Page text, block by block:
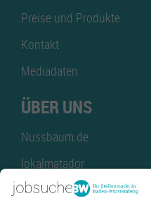
Preise und Produkte
Kontakt
Mediadaten
ÜBER UNS
Nussbaum.de
lokalmatador
kaufinBW